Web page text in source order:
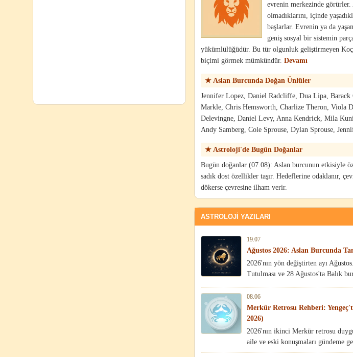
evrenin merkezinde görürler.
olmadıklarını, içinde
başlarlar. Evrenin ya da
geniş sosyal bir sistemin
yükümlülüğüdür. Bu tür olgunluk geliştirmeyen
biçimi görmek mümkündür. Devamı
★ Aslan Burcunda Doğan Ünlüler
Jennifer Lopez, Daniel Radcliffe, Dua Lipa, Barack
Markle, Chris Hemsworth, Charlize Theron, Viola
Delevingne, Daniel Levy, Anna Kendrick, Mila
Andy Samberg, Cole Sprouse, Dylan Sprouse,
★ Astroloji'de Bugün Doğanlar
Bugün doğanlar (07.08): Aslan burcunun etkisiyle
sadık dost özellikler taşır. Hedeflerine odaklanır,
dökerse çevresine ilham verir.
ASTROLOJI YAZILARI
19.07
Ağustos 2026: Aslan Burcunda
2026'nın yön değiştirten ayı
Tutulması ve 28 Ağustos'ta Balık
08.06
Merkür Retrosu Rehberi:
2026)
2026'nın ikinci Merkür retrosu
aile ve eski konuşmaları gündeme